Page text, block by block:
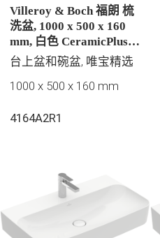
Villeroy & Boch 福朗 梳
洗盆, 1000 x 500 x 160
mm, 白色 CeramicPlus |
易洁釉面, 无溢水孔, 未抛
台上盆和碗盆, 唯宝精选
1000 x 500 x 160 mm
4164A2R1